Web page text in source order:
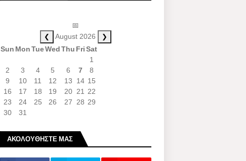
📅
❮ August 2026 ❯
Sun MonTueWedThu FriSat
1
2
3 4 5 6 7
8
9
10 11 12 13 14 15
16
17 18 19 20 21
22
23
24 25 26 27 28 29
30
31
ΑΚΟΛΟΥΘΗΣΤΕ ΜΑΣ